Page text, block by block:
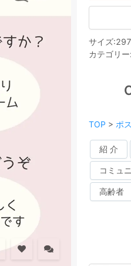
サイズ:297
カテゴリー:
TOP > ポ
紹 介
コミュ
高齢者